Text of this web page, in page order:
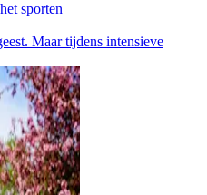
sporten
Maar tijdens intensieve